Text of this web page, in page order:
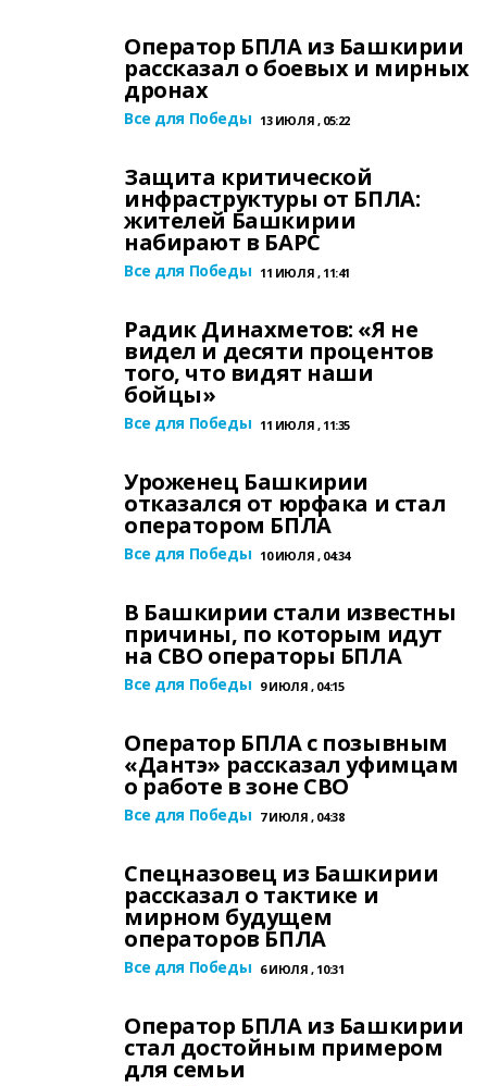
Оператор БПЛА из Башкирии
рассказал о боевых и мирных
дронах
Все для Победы 13 ИЮЛЯ , 05:22
Защита критической
инфраструктуры от БПЛА:
жителей Башкирии
набирают в БАРС
Все для Победы 11 ИЮЛЯ , 11:41
Радик Динахметов: «Я не
видел и десяти процентов
того, что видят наши
бойцы»
Все для Победы 11 ИЮЛЯ , 11:35
Уроженец Башкирии
отказался от юрфакa и стал
оператором БПЛА
Все для Победы 10 ИЮЛЯ , 04:34
В Башкирии стали известны
причины, по которым идут
на СВО операторы БПЛА
Все для Победы 9 ИЮЛЯ , 04:15
Оператор БПЛА с позывным
«Дантэ» рассказал уфимцам
о работе в зоне СВО
Все для Победы 7 ИЮЛЯ , 04:38
Спецназовец из Башкирии
рассказал о тактике и
мирном будущем
операторов БПЛА
Все для Победы 6 ИЮЛЯ , 10:31
Оператор БПЛА из Башкирии
стал достойным примером
для семьи